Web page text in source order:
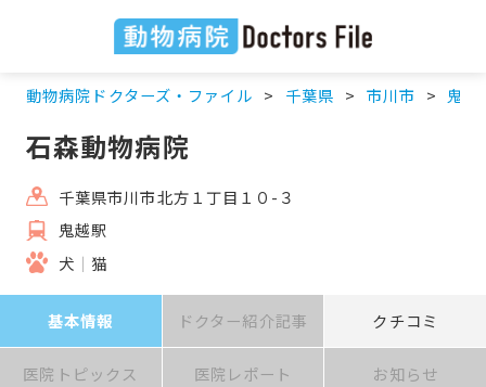
動物病院ドクターズ・ファイル 千葉県 市川市 鬼越
石森動物病院
千葉県市川市北方１丁目１０-３
鬼越駅
犬
猫
基本情報 ドクター紹介記事 クチコミ
医院トピックス 医院レポート お知らせ